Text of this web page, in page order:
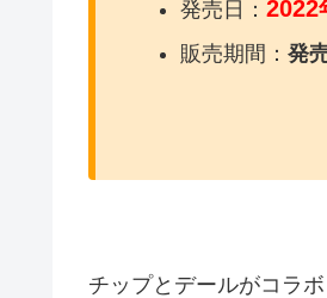
発売日： 2022
販売期間： 発
チップとデールがコラ